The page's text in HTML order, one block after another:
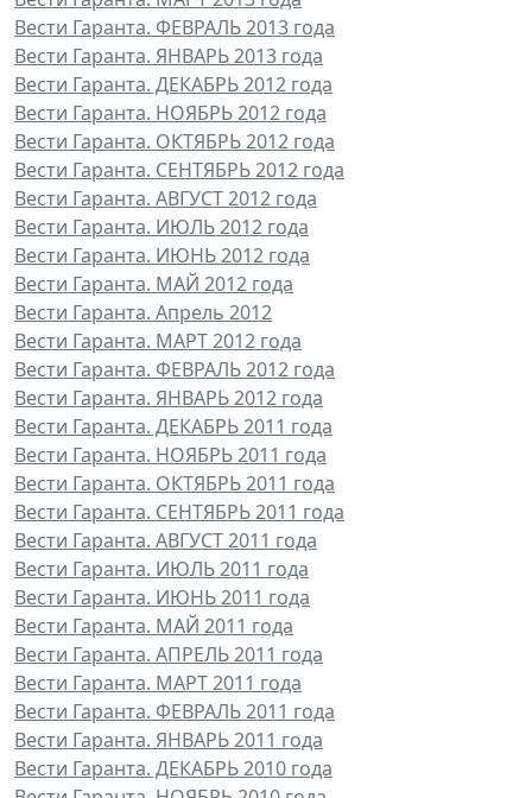
Вести Гаранта. ФЕВРАЛЬ 2013 года
Вести Гаранта. ЯНВАРЬ 2013 года
Вести Гаранта. ДЕКАБРЬ 2012 года
Вести Гаранта. НОЯБРЬ 2012 года
Вести Гаранта. ОКТЯБРЬ 2012 года
Вести Гаранта. СЕНТЯБРЬ 2012 года
Вести Гаранта. АВГУСТ 2012 года
Вести Гаранта. ИЮЛЬ 2012 года
Вести Гаранта. ИЮНЬ 2012 года
Вести Гаранта. МАЙ 2012 года
Вести Гаранта. Апрель 2012
Вести Гаранта. МАРТ 2012 года
Вести Гаранта. ФЕВРАЛЬ 2012 года
Вести Гаранта. ЯНВАРЬ 2012 года
Вести Гаранта. ДЕКАБРЬ 2011 года
Вести Гаранта. НОЯБРЬ 2011 года
Вести Гаранта. ОКТЯБРЬ 2011 года
Вести Гаранта. СЕНТЯБРЬ 2011 года
Вести Гаранта. АВГУСТ 2011 года
Вести Гаранта. ИЮЛЬ 2011 года
Вести Гаранта. ИЮНЬ 2011 года
Вести Гаранта. МАЙ 2011 года
Вести Гаранта. АПРЕЛЬ 2011 года
Вести Гаранта. МАРТ 2011 года
Вести Гаранта. ФЕВРАЛЬ 2011 года
Вести Гаранта. ЯНВАРЬ 2011 года
Вести Гаранта. ДЕКАБРЬ 2010 года